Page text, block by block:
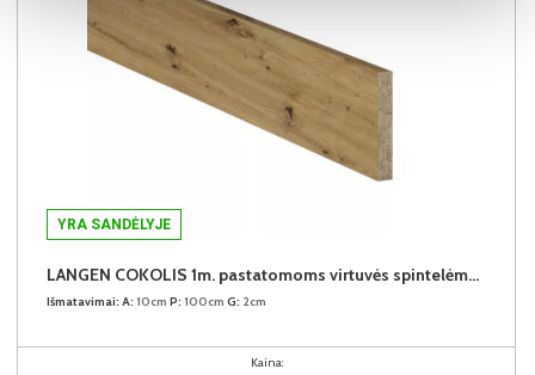
YRA SANDĖLYJE
LANGEN COKOLIS 1m. pastatomoms virtuvės spintelėms (1 metras)
Išmatavimai: A: 10cm P: 100cm G: 2cm
Kaina: